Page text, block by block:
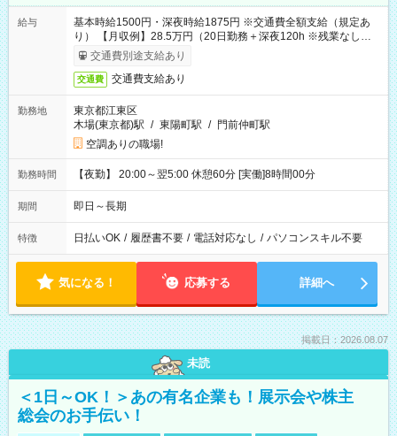
給与
基本時給1500円・深夜時給1875円 ※交通費全額支給（規定あ
り） 【月収例】28.5万円（20日勤務＋深夜120h ※残業なしの場
合）交通費別途支給あり
交通費 交通費支給あり
勤務地
東京都江東区
木場(東京都)駅 / 東陽町駅 / 門前仲町駅
空調ありの職場!
勤務時間 【夜勤】 20:00～翌5:00 休憩60分 [実働]8時間00分
期間 即日～長期
特徴 日払いOK / 履歴書不要 / 電話対応なし / パソコンスキル不要
気になる！ 応募する 詳細へ
掲載日：2026.08.07
未読
＜1日～OK！＞あの有名企業も！展示会や株主
総会のお手伝い！